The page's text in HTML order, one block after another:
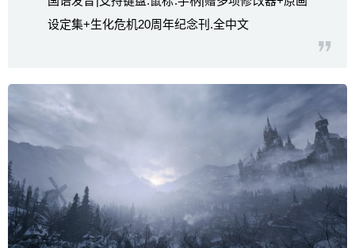
设定集+生化危机20周年纪念刊.全中文